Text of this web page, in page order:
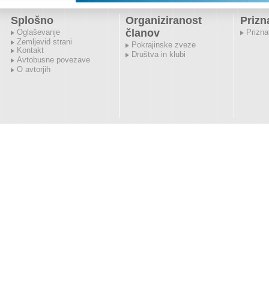
Splošno
Oglaševanje
Zemljevid strani
Kontakt
Avtobusne povezave
O avtorjih
Organiziranost
članov
Pokrajinske zveze
Društva in klubi